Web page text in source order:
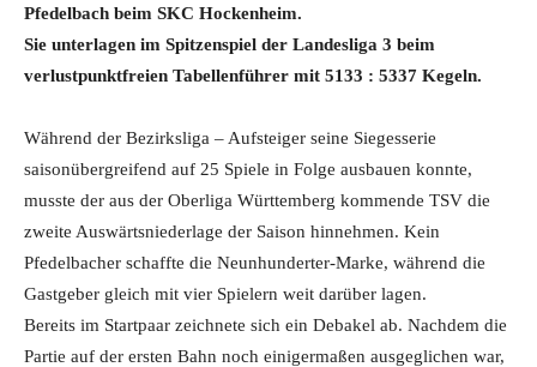
Pfedelbach beim SKC Hockenheim.
Sie unterlagen im Spitzenspiel der Landesliga 3 beim
verlustpunktfreien Tabellenführer mit 5133 : 5337 Kegeln.
Während der Bezirksliga – Aufsteiger seine Siegesserie
saisonübergreifend auf 25 Spiele in Folge ausbauen konnte,
musste der aus der Oberliga Württemberg kommende TSV die
zweite Auswärtsniederlage der Saison hinnehmen. Kein
Pfedelbacher schaffte die Neunhunderter-Marke, während die
Gastgeber gleich mit vier Spielern weit darüber lagen.
Bereits im Startpaar zeichnete sich ein Debakel ab. Nachdem die
Partie auf der ersten Bahn noch einigermaßen ausgeglichen war,